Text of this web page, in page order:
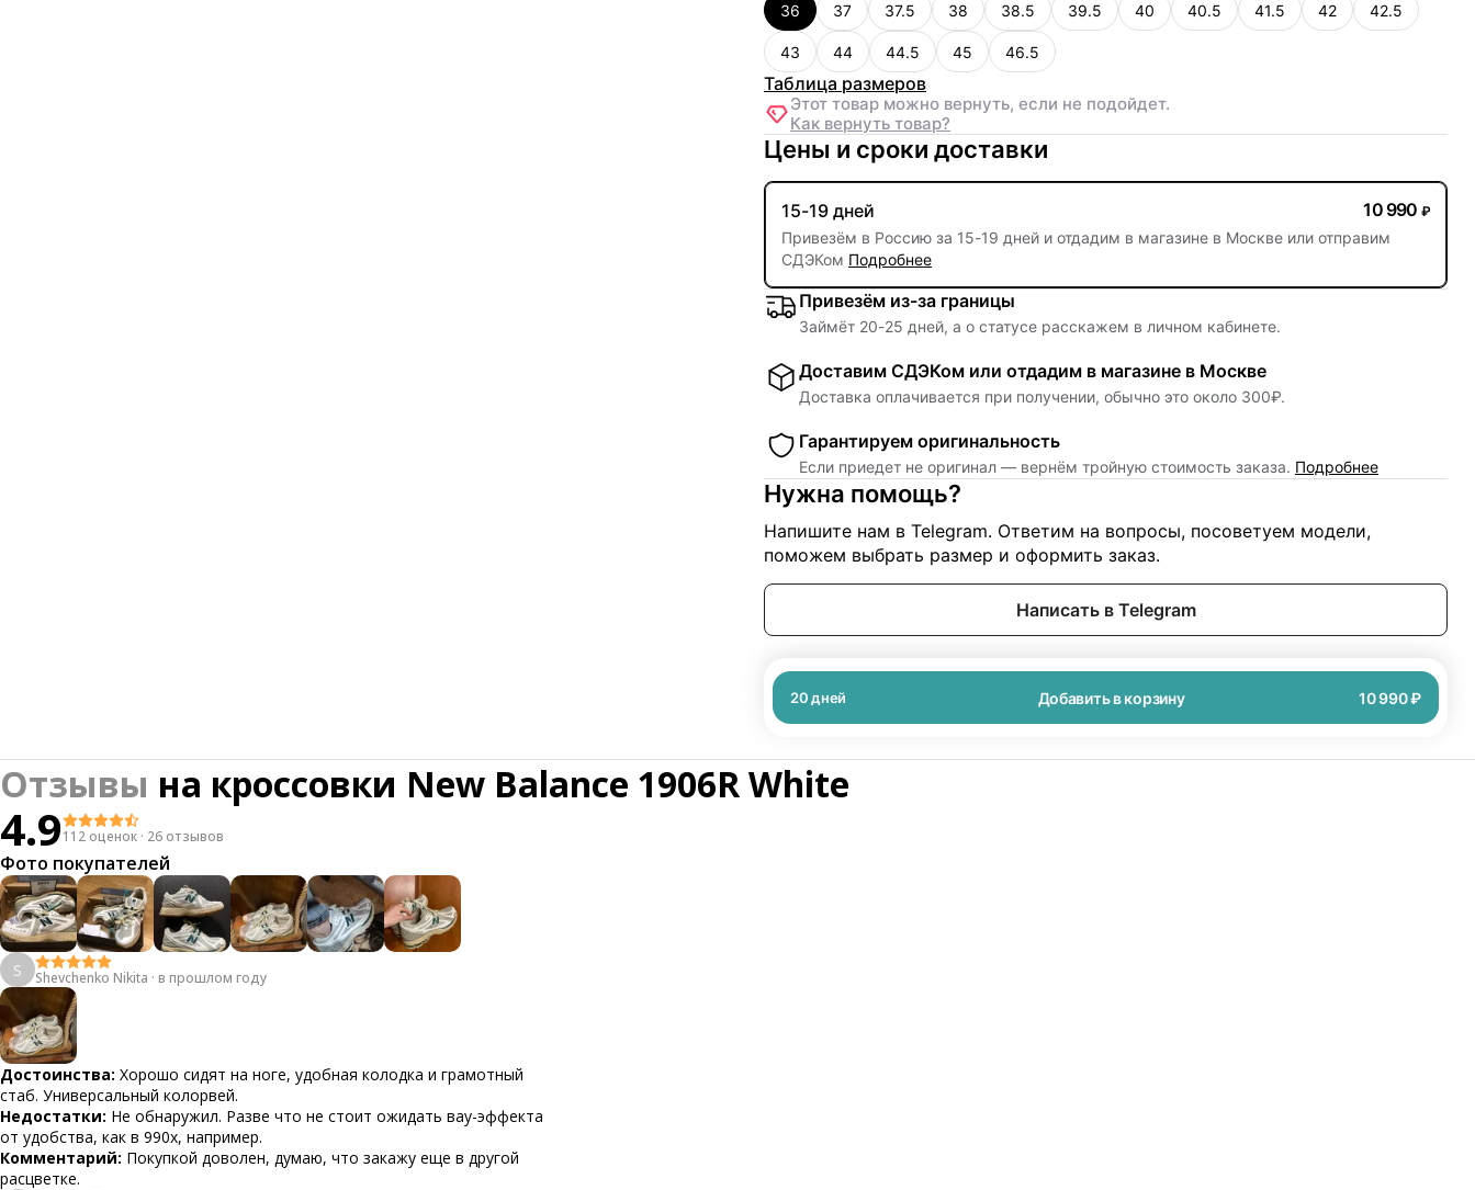
36 37 37.5 38 38.5 39.5 40 40.5 41.5 42 42.5
43 44 44.5 45 46.5
Таблица размеров
Этот товар можно вернуть, если не подойдет.
Как вернуть товар?
Цены и сроки доставки
15-19 дней 10 990 ₽
Привезём в Россию за 15-19 дней и отдадим в магазине в Москве или отправим
СДЭКом Подробнее
Привезём из-за границы
Займёт 20-25 дней, а о статусе расскажем в личном кабинете.
Доставим СДЭКом или отдадим в магазине в Москве
Доставка оплачивается при получении, обычно это около 300₽.
Гарантируем оригинальность
Если приедет не оригинал — вернём тройную стоимость заказа. Подробнее
Нужна помощь?
Напишите нам в Telegram. Ответим на вопросы, посоветуем модели,
поможем выбрать размер и оформить заказ.
Написать в Telegram
20дней Добавить в корзину 10 990 ₽
Отзывы на кроссовки New Balance 1906R White
4.9112 оценок · 26 отзывов
Фото покупателей
S Shevchenko Nikita · в прошлом году
Достоинства: Хорошо сидят на ноге, удобная колодка и грамотный
стаб. Универсальный колорвей.
Недостатки: Не обнаружил. Разве что не стоит ожидать вау-эффекта
от удобства, как в 990х, например.
Комментарий: Покупкой доволен, думаю, что закажу еще в другой
расцветке.